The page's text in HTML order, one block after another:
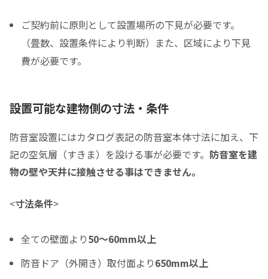
税込価格合計*
防音室の税込総額をご確認のうえ入力して下さい ※必須
0 0
クレジットご利用金額
分割支払回数
ボーナス月の加算金額
ご契約前に原則として設置場所の下見が必要です。
（畳数、設置条件により判断）また、区域により下見
費が必要です。
設置可能な建物側の寸法・条件
防音室設置にはカタログ表記の防音室本体寸法に加え、下
記の空気層（すきま）を設ける事が必要です。 防音室を建
物の壁や天井に接触させる事はできません。
<寸法条件>
全ての壁面より50～60mm以上
防音ドア（外開き）取付面より650mm以上